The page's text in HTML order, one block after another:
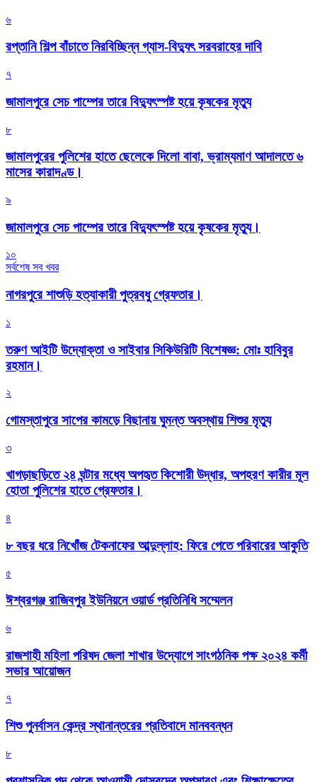
৬
রপ্তানি শিল্প বাঁচাতে নিরবিচ্ছিন্ন গ্যাস-বিদ্যুৎ সরবরাহের দাবি
৭
জামালপুরে সেচ পাম্পের তারে বিদ্যুৎস্পষ্ট হয়ে কৃষকের মৃত্যু
৮
জামালপুরের পুলিশের হাতে ছেলেকে দিলো বাবা, ভ্রাম্যমাণ আদালতে ৬
মাসের কারাদণ্ড।
৯
জামালপুরে সেচ পাম্পের তারে বিদ্যুৎস্পষ্ট হয়ে কৃষকের মৃত্যু।
১০
সর্বশেষ সব খবর
নাগরপুরে শাশুড়ি হত্যাকারী পুত্রবধু গ্রেফতার।
১
তরুণ আইটি উদ্যোক্তা ও সাইবার সিকিউরিটি বিশেষজ্ঞ: মোঃ হাবিবুর
রহমান।
২
গোমস্তাপুরে সাপের কামড়ে বিছানায় ঘুমন্ত অবস্থায় শিশুর মৃত্যু
৩
খাগড়াছড়িতে ২৪ ঘন্টার মধ্যে অপহৃত কিশোরী উদ্ধার, অপহরণ কারীর মূল
হোতা পুলিশের হাতে গ্রেফতার।
৪
৮ বছর ধরে নিখোঁজ টেকনাফের আব্দুল্লাহ: ফিরে পেতে পরিবারের আকুতি
৫
ঈশ্বরগঞ্জ রাজিবপুর ইউনিয়নে ওয়ার্ড প্রতিনিধি সম্মেলন
৬
রাজশাহী মহিলা পরিষদ জেলা শাখার উদ্যোগে সাংগঠনিক পক্ষ ২০২৪ কর্মী
সভার আয়োজন
৭
শিশু পুনর্বাসন কেন্দ্র স্থানান্তরের প্রতিবাদে মানববন্ধন
৮